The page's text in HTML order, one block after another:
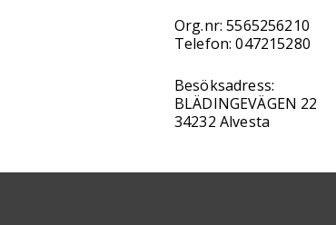
Org.nr: 5565256210
Telefon: 047215280
Besöksadress:
BLÄDINGEVÄGEN 22
34232 Alvesta